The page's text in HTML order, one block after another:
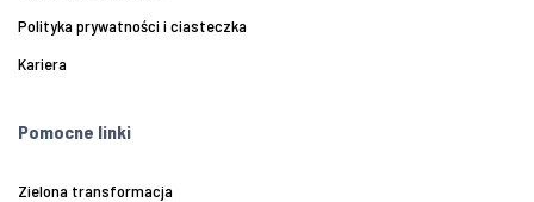
Polityka prywatności i ciasteczka
Kariera
Pomocne linki
Zielona transformacja